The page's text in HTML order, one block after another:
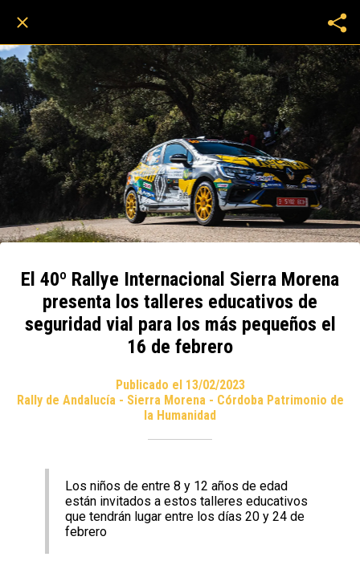
El 40º Rallye Internacional Sierra Morena
presenta los talleres educativos de
seguridad vial para los más pequeños el
16 de febrero
Publicado el 13/02/2023
Rally de Andalucía - Sierra Morena - Córdoba Patrimonio de
la Humanidad
Los niños de entre 8 y 12 años de edad
están invitados a estos talleres educativos
que tendrán lugar entre los días 20 y 24 de
febrero